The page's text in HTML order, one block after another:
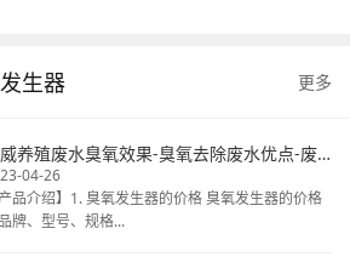
生器 更多
武威养殖废水臭氧效果-臭氧去除废水优点-废水臭氧消毒厂家
04-26
产品介绍】1. 臭氧发生器的价格 臭氧发生器的价格
牌、型号、规格...